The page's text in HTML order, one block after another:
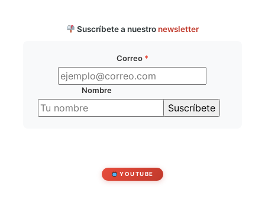
Suscríbete a nuestro newsletter
Correo *
Nombre
YOUTUBE